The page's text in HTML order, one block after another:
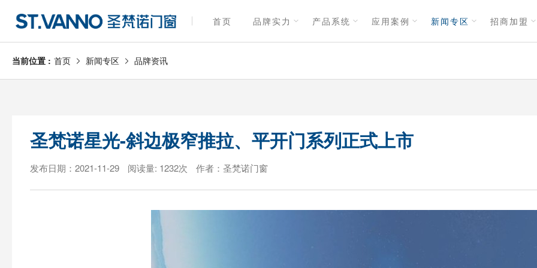
首页 品牌实力 产品系统 应用案例 新闻专区 招商加盟
当前位置 : 首页 新闻专区 品牌资讯
圣梵诺星光-斜边极窄推拉、平开门系列正式上市
发布日期：2021-11-29 阅读量: 1232次 作者：圣梵诺门窗